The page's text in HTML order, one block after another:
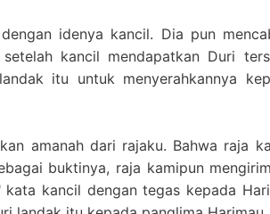
idenya kancil. Dia pun
kancil mendapatkan Duri
itu untuk menyerahkannya
amanah dari rajaku. Bahwa raja
buktinya, raja kamipun
kancil dengan tegas kepada